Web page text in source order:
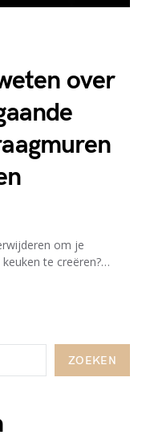
over
om je
te creëren?…
ZOEKEN